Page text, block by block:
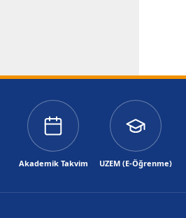
Akademik Takvim UZEM (E-Öğrenme)